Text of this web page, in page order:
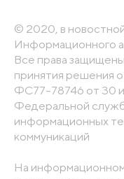
© 2020, в
Информационного
Все права
принятия решения
ФС77-78746 от 30
Федеральной
информационных
коммуникаций
На